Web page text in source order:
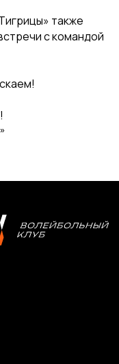
также
с командой